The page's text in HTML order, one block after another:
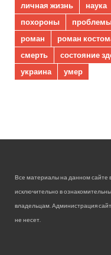
личная жизнь
наука
похороны
роман
роман
смерть
состояние
украина
умер
Все материалы на данном сайте
исключительно в
владельцам. Администрация
не несет.